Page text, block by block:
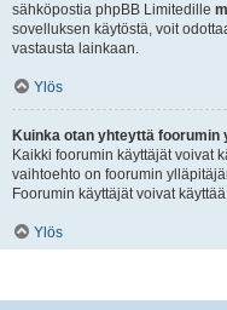
sähköpostia phpBB Limitedille
sovelluksen käytöstä, voit
vastausta lainkaan.
Ylös
Kuinka otan yhteyttä foorumin
Kaikki foorumin käyttäjät voivat
vaihtoehto on foorumin
Foorumin käyttäjät voivat
Ylös